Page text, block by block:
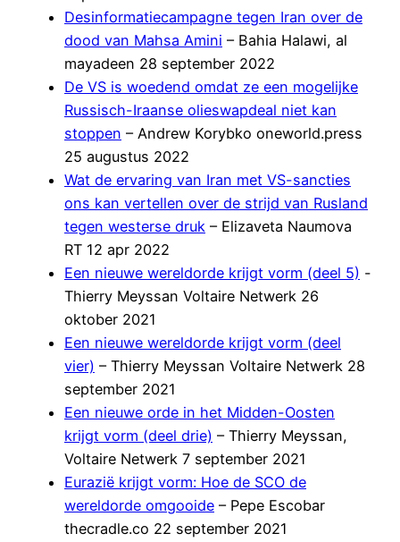
Desinformatiecampagne tegen Iran over de
dood van Mahsa Amini – Bahia Halawi, al
mayadeen 28 september 2022
De VS is woedend omdat ze een mogelijke
Russisch-Iraanse olieswapdeal niet kan
stoppen – Andrew Korybko oneworld.press
25 augustus 2022
Wat de ervaring van Iran met VS-sancties
ons kan vertellen over de strijd van Rusland
tegen westerse druk – Elizaveta Naumova
RT 12 apr 2022
Een nieuwe wereldorde krijgt vorm (deel 5) -
Thierry Meyssan Voltaire Netwerk 26
oktober 2021
Een nieuwe wereldorde krijgt vorm (deel
vier) – Thierry Meyssan Voltaire Netwerk 28
september 2021
Een nieuwe orde in het Midden-Oosten
krijgt vorm (deel drie) – Thierry Meyssan,
Voltaire Netwerk 7 september 2021
Eurazië krijgt vorm: Hoe de SCO de
wereldorde omgooide – Pepe Escobar
thecradle.co 22 september 2021